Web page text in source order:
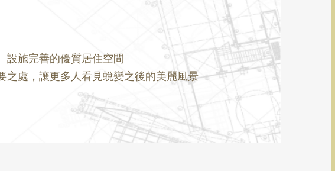
設施完善的優質居住空間
之處，讓更多人看見蛻變之後的美麗風景